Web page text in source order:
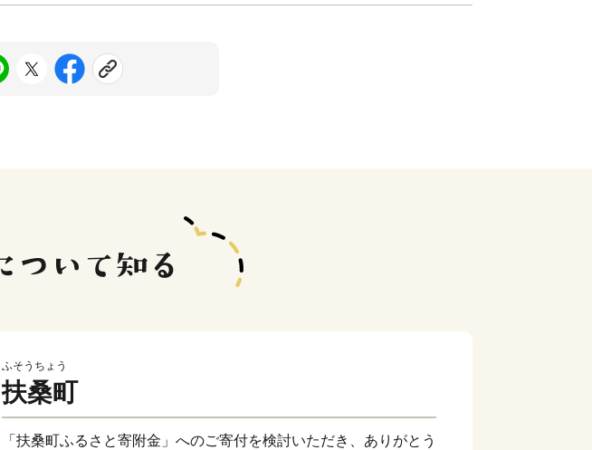
ふそうちょう
扶桑町
「扶桑町ふるさと寄附金」へのご寄付を検討いただき、ありがとう